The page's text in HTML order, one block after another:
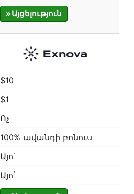
» Այցելություն
$10
$1
Ոչ
100% ավանդի բոնուս
Այո՛
Այո՛